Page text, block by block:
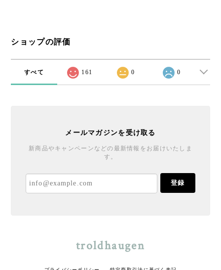
ショップの評価
すべて 161 0 0
メールマガジンを受け取る
新商品やキャンペーンなどの最新情報をお届けいたしま
す。
登録
troldhaugen